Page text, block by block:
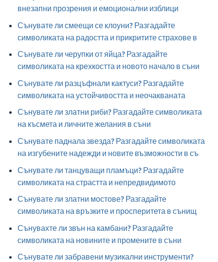
внезапни прозрения и емоционални изблици
Сънувате ли смеещи се клоуни? Разгадайте
символиката на радостта и прикритите страхове в
Сънувате ли черупки от яйца? Разгадайте
символиката на крехкостта и новото начало в съни
Сънувате ли разцъфнали кактуси? Разгадайте
символиката на устойчивостта и неочакваната
Сънувате ли златни риби? Разгадайте символиката
на късмета и личните желания в съни
Сънувате паднала звезда? Разгадайте символиката
на изгубените надежди и новите възможности в съ
Сънувате ли танцуващи пламъци? Разгадайте
символиката на страстта и непредвидимото
Сънувате ли златни мостове? Разгадайте
символиката на връзките и просперитета в сънищ
Сънувахте ли звън на камбани? Разгадайте
символиката на новините и промените в съни
Сънувате ли забравени музикални инструменти?